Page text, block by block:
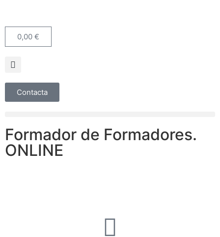
0,00 €
Contacta
Formador de Formadores.
ONLINE